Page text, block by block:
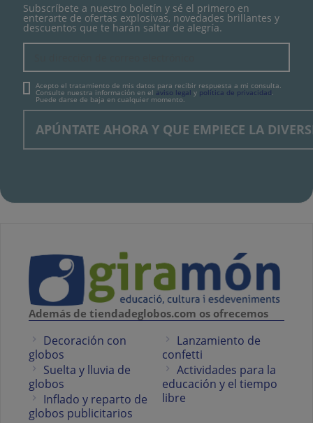
Subscríbete a nuestro boletín y sé el primero en
enterarte de ofertas explosivas, novedades brillantes y
descuentos que te harán saltar de alegría.
Acepto el tratamiento de mis datos para recibir respuesta a mi consulta.
Consulte nuestra información en el aviso legal y política de privacidad.
Puede darse de baja en cualquier momento.
Además de tiendadeglobos.com os ofrecemos
Decoración con
globos
Suelta y lluvia de
globos
Inflado y reparto de
globos publicitarios
Lanzamiento de
confetti
Actividades para la
educación y el tiempo
libre